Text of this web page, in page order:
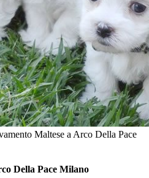
Maltese a Arco Della Pace
Della Pace Milano